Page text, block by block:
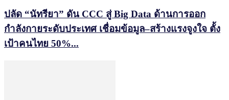
ปลัด “นัทรียา” ดัน CCC สู่ Big Data ด้านการออก
กำลังกายระดับประเทศ เชื่อมข้อมูล–สร้างแรงจูงใจ ตั้ง
เป้าคนไทย 50%...